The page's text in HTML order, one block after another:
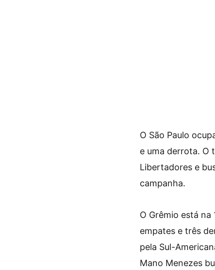
O São Paulo
e uma derrota. O
Libertadores e
campanha.
O Grêmio está
empates e três
pela Sul-
Mano Menezes